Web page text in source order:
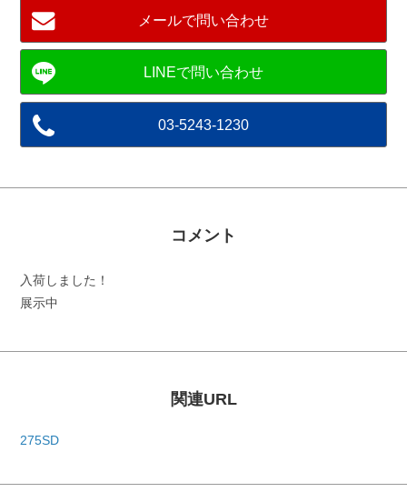
メールで問い合わせ
03-5243-1230
コメント
入荷しました！
展示中
関連URL
275SD